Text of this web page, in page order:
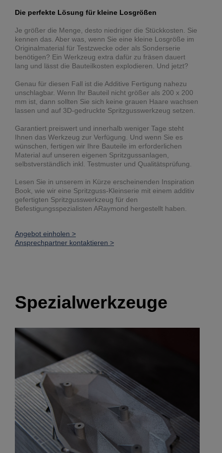
Die perfekte Lösung für kleine Losgrößen
Je größer die Menge, desto niedriger die Stückkosten. Sie
kennen das. Aber was, wenn Sie eine kleine Losgröße im
Originalmaterial für Testzwecke oder als Sonderserie
benötigen? Ein Werkzeug extra dafür zu fräsen dauert
lang und lässt die Bauteilkosten explodieren. Und jetzt?
Genau für diesen Fall ist die Additive Fertigung nahezu
unschlagbar. Wenn Ihr Bauteil nicht größer als 200 x 200
mm ist, dann sollten Sie sich keine grauen Haare wachsen
lassen und auf 3D-gedruckte Spritzgusswerkzeug setzen.
Garantiert preiswert und innerhalb weniger Tage steht
Ihnen das Werkzeug zur Verfügung. Und wenn Sie es
wünschen, fertigen wir Ihre Bauteile im erforderlichen
Material auf unseren eigenen Spritzgussanlagen,
selbstverständlich inkl. Testmuster und Qualitätsprüfung.
Lesen Sie in unserem in Kürze erscheinenden Inspiration
Book, wie wir eine Spritzguss-Kleinserie mit einem additiv
gefertigten Spritzgusswerkzeug für den
Befestigungsspezialisten ARaymond hergestellt haben.
Angebot einholen >
Ansprechpartner kontaktieren >
Spezialwerkzeuge